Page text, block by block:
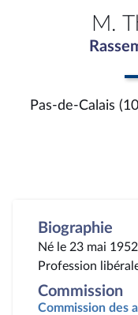
M.
Pas-de-Calais (10
Biographie
Né le 23 mai
Profession
Commission
Commission des